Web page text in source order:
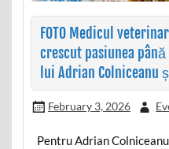
FOTO Medicul
crescut pasiunea
lui Adrian Colniceanu
February 3, 2026
Pentru Adrian